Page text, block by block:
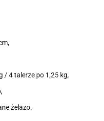
/ 4 talerze po 1,25 kg,
żelazo.